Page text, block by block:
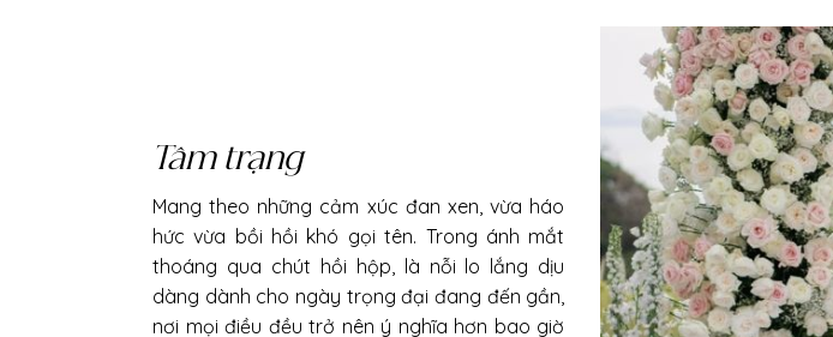
Tâm trạng
Mang theo những cảm xúc đan xen, vừa háo
hức vừa bồi hồi khó gọi tên. Trong ánh mắt
thoáng qua chút hồi hộp, là nỗi lo lắng dịu
dàng dành cho ngày trọng đại đang đến gần,
nơi mọi điều đều trở nên ý nghĩa hơn bao giờ